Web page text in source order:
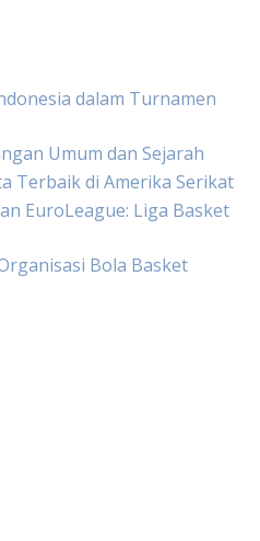
dalam Turnamen
Umum dan Sejarah
Terbaik di Amerika Serikat
EuroLeague: Liga Basket
Bola Basket